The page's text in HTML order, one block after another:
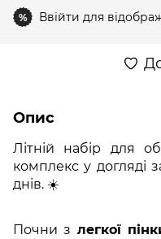
% Ввійти для
Опис
Літній набір для
комплекс у догляді
днів. ☀️
Почни з легкої